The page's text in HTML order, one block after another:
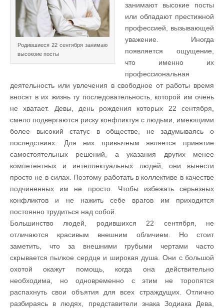
Родившиеся 22 сентября занимаю
высокоие посты
занимают высокие посты
или обладают престижной
профессией, вызывающей
уважение. Иногда
появляется ощущение,
что именно их
профессиональная
деятельность или увлечения в свободное от работы время
вносят в их жизнь ту последовательность, которой им очень
не хватает. Девы, день рождения которых 22 сентября,
смело подвергаются риску конфликтуя с людьми, имеющими
более высокий статус в обществе, не задумываясь о
последствиях. Для них привычным является принятие
самостоятельных решений, а указания других менее
компетентных и интеллектуальных людей, они вынести
просто не в силах. Поэтому работать в коллективе в качестве
подчиненных им не просто. Чтобы избежать серьезных
конфликтов и не нажить себе врагов им приходится
постоянно трудиться над собой.
Большинство людей, родившихся 22 сентября, не
отличаются красивым внешним обличием. Но стоит
заметить, что за внешними грубыми чертами часто
скрывается пылкое сердце и широкая душа. Они с большой
охотой окажут помощь, когда она действительно
необходима, но одновременно с этим не торопятся
распахнуть свои объятия для всех страждущих. Отлично
разбираясь в людях, представители знака Зодиака Дева,